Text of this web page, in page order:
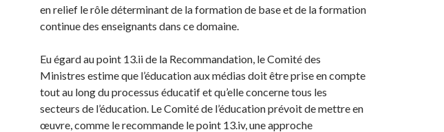
en relief le rôle déterminant de la formation de base et de la formation
continue des enseignants dans ce domaine.
Eu égard au point 13.ii de la Recommandation, le Comité des
Ministres estime que l’éducation aux médias doit être prise en compte
tout au long du processus éducatif et qu’elle concerne tous les
secteurs de l’éducation. Le Comité de l’éducation prévoit de mettre en
œuvre, comme le recommande le point 13.iv, une approche